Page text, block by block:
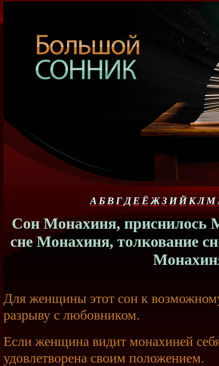
А БВГДЕ Ё ЖЗ ИЙКЛМ
Сон Монахиня, приснилось
сне Монахиня, толкование
Для женщины этот сон к
разрыву с любовником.
Если женщина видит монахиней
удовлетворена своим положением.